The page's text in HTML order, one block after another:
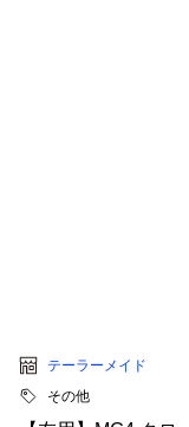
テーラーメイド
その他